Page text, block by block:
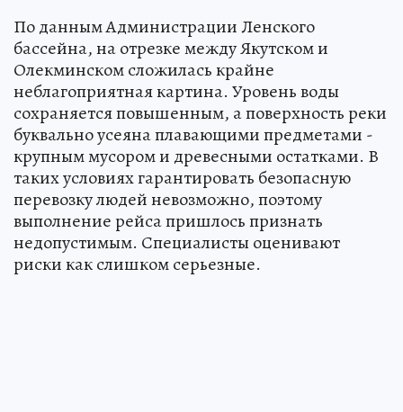
По данным Администрации Ленского
бассейна, на отрезке между Якутском и
Олекминском сложилась крайне
неблагоприятная картина. Уровень воды
сохраняется повышенным, а поверхность реки
буквально усеяна плавающими предметами -
крупным мусором и древесными остатками. В
таких условиях гарантировать безопасную
перевозку людей невозможно, поэтому
выполнение рейса пришлось признать
недопустимым. Специалисты оценивают
риски как слишком серьезные.